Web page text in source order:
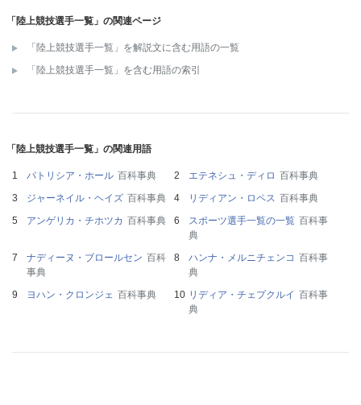
「陸上競技選手一覧」の関連ページ
「陸上競技選手一覧」を解説文に含む用語の一覧
「陸上競技選手一覧」を含む用語の索引
「陸上競技選手一覧」の関連用語
パトリシア・ホール 百科事典 エテネシュ・ディロ 百科事典
ジャーネイル・ヘイズ 百科事典 リディアン・ロペス 百科事典
アンゲリカ・チホツカ 百科事典 スポーツ選手一覧の一覧 百科事
典
ナディーヌ・ブロールセン 百科
事典
ハンナ・メルニチェンコ 百科事
典
ヨハン・クロンジェ 百科事典 リディア・チェプクルイ 百科事
典